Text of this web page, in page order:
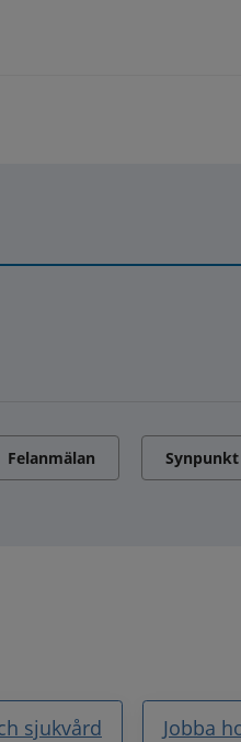
Felanmälan
sjukvård Jobba